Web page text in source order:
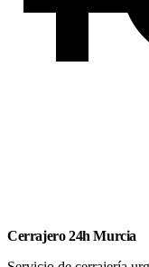
Cerrajero 24h Murcia